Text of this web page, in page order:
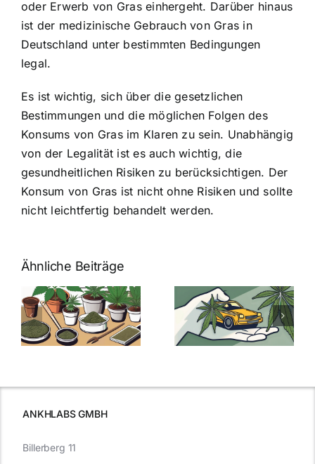
oder Erwerb von Gras einhergeht. Darüber hinaus
ist der medizinische Gebrauch von Gras in
Deutschland unter bestimmten Bedingungen
legal.
Es ist wichtig, sich über die gesetzlichen
Bestimmungen und die möglichen Folgen des
Konsums von Grasim Klaren zu sein. Unabhängig
von der Legalität ist es auch wichtig, die
gesundheitlichen Risiken zu berücksichtigen. Der
Konsum von Gras ist nicht ohne Risiken und sollte
nicht leichtfertig behandelt werden.
Ähnliche Beiträge
Neue THC-
Grenzwert-
Regelung:
Was Sie über
Cannabis und
müssen
Cannabis
Samen
kaufen: Alles
was Sie
ANKHLABS GMBH
Billerberg 11